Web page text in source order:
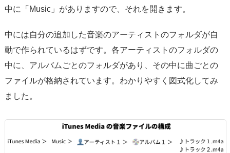
中に「Music」がありますので、それを開きます。
中には自分の追加した音楽のアーティストのフォルダが自
動で作られているはずです。各アーティストのフォルダの
中に、アルバムごとのフォルダがあり、その中に曲ごとの
ファイルが格納されています。わかりやすく図式化してみ
ました。